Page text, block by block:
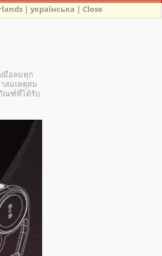
มือลมทุก
สมเหตุสม
ภัณฑ์ที่ได้รับ
|українська | Close